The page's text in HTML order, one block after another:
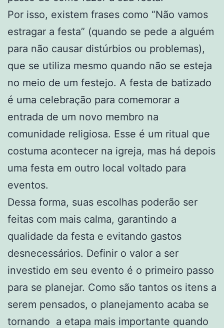
Por isso, existem frases como “Não vamos
estragar a festa” (quando se pede a alguém
para não causar distúrbios ou problemas),
que se utiliza mesmo quando não se esteja
no meio de um festejo. A festa de batizado
é uma celebração para comemorar a
entrada de um novo membro na
comunidade religiosa. Esse é um ritual que
costuma acontecer na igreja, mas há depois
uma festa em outro local voltado para
eventos.
Dessa forma, suas escolhas poderão ser
feitas com mais calma, garantindo a
qualidade da festa e evitando gastos
desnecessários. Definir o valor a ser
investido em seu evento é o primeiro passo
para se planejar. Como são tantos os itens a
serem pensados, o planejamento acaba se
tornando a etapa mais importante quando